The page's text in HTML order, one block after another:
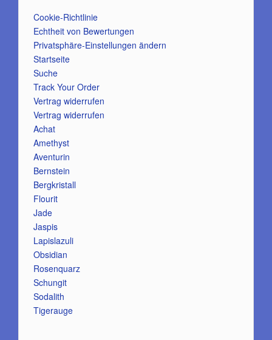
Cookie-Richtlinie
Echtheit von Bewertungen
Privatsphäre-Einstellungen ändern
Startseite
Suche
Track Your Order
Vertrag widerrufen
Vertrag widerrufen
Achat
Amethyst
Aventurin
Bernstein
Bergkristall
Flourit
Jade
Jaspis
Lapislazuli
Obsidian
Rosenquarz
Schungit
Sodalith
Tigerauge